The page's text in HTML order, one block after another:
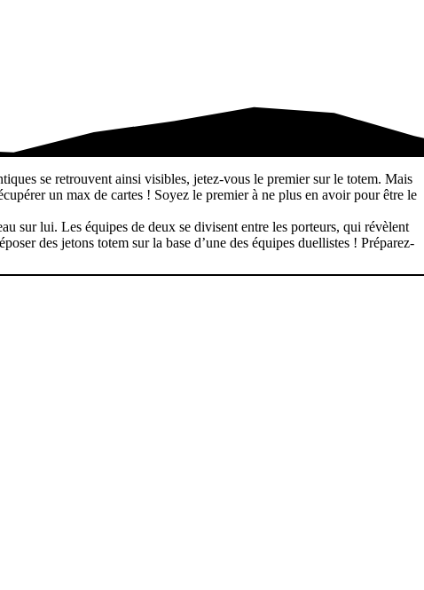
se retrouvent ainsi visibles, jetez-vous le premier sur le totem. Mais
un max de cartes ! Soyez le premier à ne plus en avoir pour être le
sur lui. Les équipes de deux se divisent entre les porteurs, qui révèlent
des jetons totem sur la base d’une des équipes duellistes ! Préparez-